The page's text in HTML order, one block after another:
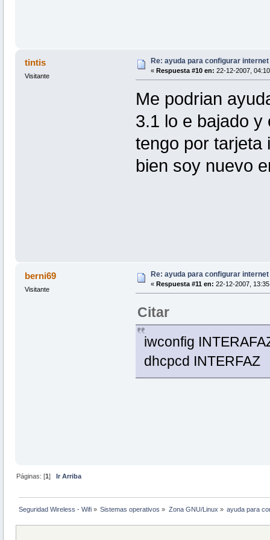
tintis
Visitante
Re: ayuda para configurar
« Respuesta #10 en: 22-12-2007,
Me podrian
3.1 lo e bajado y
tengo por tarjeta
bien soy nuevo
berni69
Visitante
Re: ayuda para configurar
« Respuesta #11 en: 22-12-2007,
Citar
iwconfig
dhcpcd INTERFAZ
Páginas: [1]Ir Arriba
Seguridad Wireless - Wifi » Sistemas operativos » Zona GNU/Linux » ayuda para